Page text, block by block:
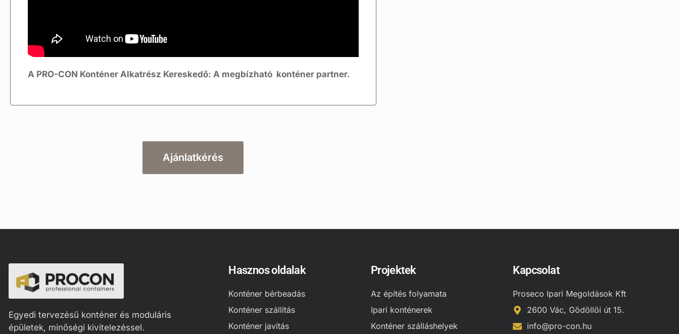
A PRO-CON Konténer Alkatrész Kereskedő: A megbízható konténer partner.
Ajánlatkérés
Egyedi tervezésű konténer és moduláris
épületek, minőségi kivitelezéssel.
Hasznos oldalak
Konténer bérbeadás
Konténer szállítás
Konténer javítás
Projektek
Az építés folyamata
Ipari konténerek
Konténer szálláshelyek
Kapcsolat
Proseco Ipari Megoldások Kft
2600 Vác, Gödöllöi út 15.
info@pro-con.hu